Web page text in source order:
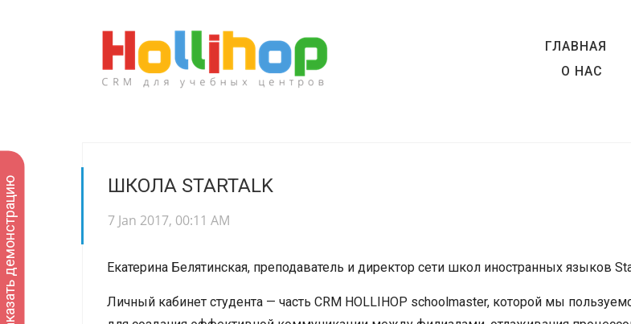
Заказать демонстрацию
ГЛАВНАЯ
О НАС
ШКОЛА STARTALK
7 Jan 2017, 00:11 AM
Екатерина Белятинская, преподаватель и директор сети школ иностранных языков
Личный кабинет студента — часть CRM HOLLIHOP schoolmaster, которой мы